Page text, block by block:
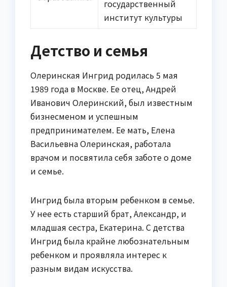
государственный
институт культуры
Детство и семья
Олеринская Ингрид родилась 5 мая
1989 года в Москве. Ее отец, Андрей
Иванович Олеринский, был известным
бизнесменом и успешным
предпринимателем. Ее мать, Елена
Васильевна Олеринская, работала
врачом и посвятила себя заботе о доме
и семье.
Ингрид была вторым ребенком в семье.
У нее есть старший брат, Александр, и
младшая сестра, Екатерина. С детства
Ингрид была крайне любознательным
ребенком и проявляла интерес к
разным видам искусства.